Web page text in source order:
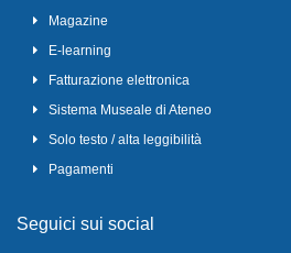
Magazine
E-learning
Fatturazione elettronica
Sistema Museale di Ateneo
Solo testo / alta leggibilità
Pagamenti
Seguici sui social